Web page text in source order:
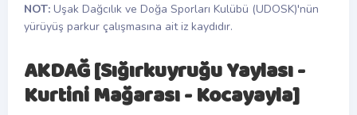
NOT: Uşak Dağcılık ve Doğa Sporları Kulübü (UDOSK)'nün
yürüyüş parkur çalışmasına ait iz kaydıdır.
AKDAĞ [Sığırkuyruğu Yaylası -
Kurtini Mağarası - Kocayayla]